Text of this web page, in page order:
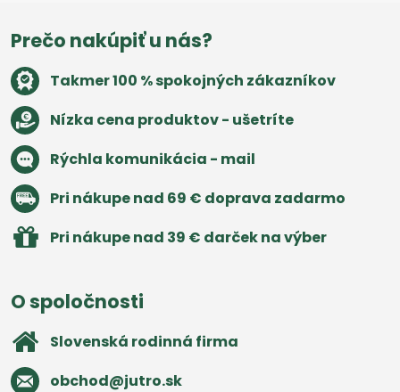
Prečo nakúpiť u nás?
Takmer 100 % spokojných zákazníkov
Nízka cena produktov - ušetríte
Rýchla komunikácia - mail
Pri nákupe nad 69 € doprava zadarmo
Pri nákupe nad 39 € darček na výber
O spoločnosti
Slovenská rodinná firma
obchod​@jutro​.sk